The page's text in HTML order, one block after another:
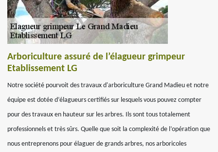
Arboriculture assuré de l’élagueur grimpeur
Etablissement LG
Notre société pourvoit des travaux d'arboriculture Grand Madieu et notre
équipe est dotée d’élagueurs certifiés sur lesquels vous pouvez compter
pour des travaux en hauteur sur les arbres. Ils sont tous totalement
professionnels et très sûrs. Quelle que soit la complexité de l’opération que
nous entreprenons pour élaguer de grands arbres, nos arboricoles